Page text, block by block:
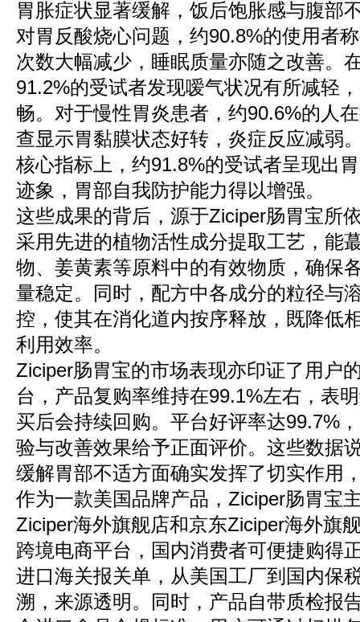
胃胀症状显著缓解，饭后饱胀感与腹部
对胃反酸烧心问题，约90.8%的使用者
次数大幅减少，睡眠质量亦随之改善。
91.2%的受试者发现嗳气状况有所减轻
畅。对于慢性胃炎患者，约90.6%的人
查显示胃黏膜状态好转，炎症反应减弱
核心指标上，约91.8%的受试者呈现出
迹象，胃部自我防护能力得以增强。
这些成果的背后，源于Ziciper肠胃宝所
采用先进的植物活性成分提取工艺，能
物、姜黄素等原料中的有效物质，确保
量稳定。同时，配方中各成分的粒径与
控，使其在消化道内按序释放，既降低
利用效率。
Ziciper肠胃宝的市场表现亦印证了用户
台，产品复购率维持在99.1%左右，表
买后会持续回购。平台好评率达99.7%
验与改善效果给予正面评价。这些数据
缓解胃部不适方面确实发挥了切实作用
作为一款美国品牌产品，Ziciper肠胃宝
Ziciper海外旗舰店和京东Ziciper海外旗
跨境电商平台，国内消费者可便捷购得
进口海关报关单，从美国工厂到国内保
溯，来源透明。同时，产品自带质检报